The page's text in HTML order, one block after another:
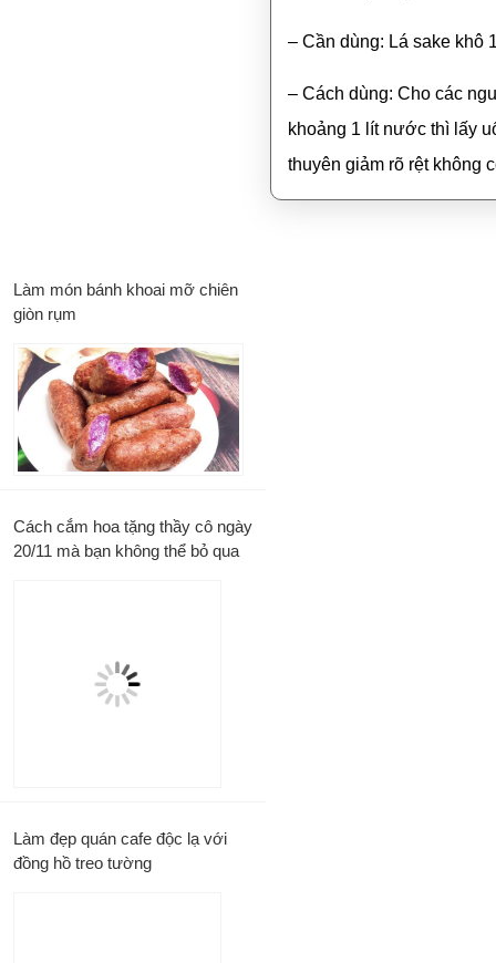
– Cần dùng: Lá sake khô
– Cách dùng: Cho các
khoảng 1 lít nước thì lấy
thuyên giảm rõ rệt không
Làm món bánh khoai mỡ chiên
giòn rụm
Cách cắm hoa tặng thầy cô ngày
20/11 mà bạn không thể bỏ qua
Làm đẹp quán cafe độc lạ với
đồng hồ treo tường